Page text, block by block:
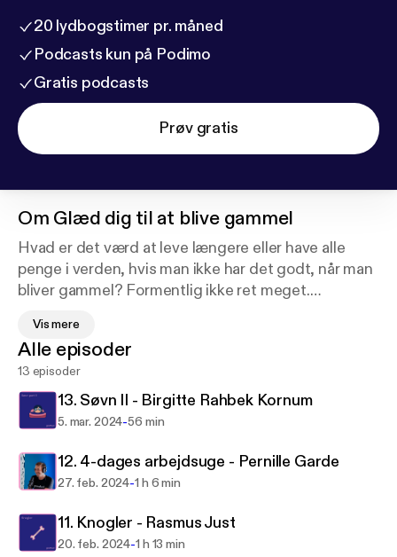
20 lydbogstimer pr. måned
Podcasts kun på Podimo
Gratis podcasts
Prøv gratis
Om Glæd dig til at blive gammel
Hvad er det værd at leve længere eller have alle
penge i verden, hvis man ikke har det godt, når man
bliver gammel? Formentlig ikke ret meget.
statistikkerne. Og derfor taler jeg med flere af
Danmarks klogeste mennesker om, hvad vi kan gøre
for at have det godt, både nu og den dag man bliver
gammel.
sundhed, aldring af kroppen og hjernen, træning,
kost, lykke, søvn, arbejdsliv, knogler, huden, håret,
Som lytter håber jeg at du bliver klogere, gladere og
piv-gammel sammen med mig.
Vis mere
Alle episoder
13 episoder
13. Søvn II - Birgitte Rahbek Kornum
5. mar. 2024-56 min
12. 4-dages arbejdsuge - Pernille Garde
27. feb. 2024-1 h 6 min
11. Knogler - Rasmus Just
20. feb. 2024-1 h 13 min